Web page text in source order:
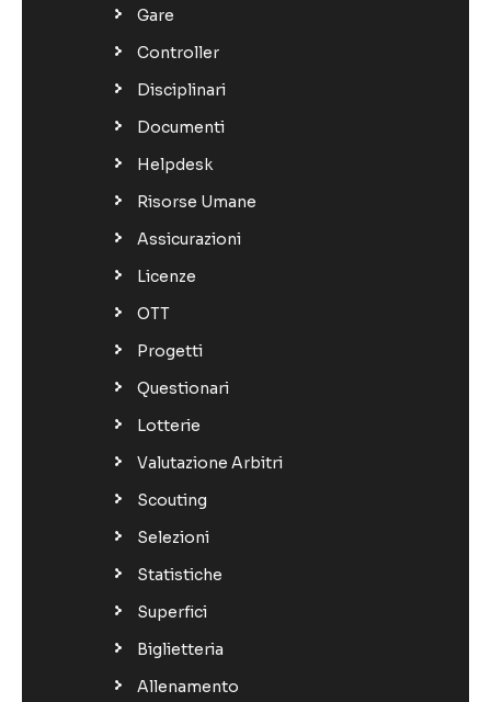
Gare
Controller
Disciplinari
Documenti
Helpdesk
Risorse Umane
Assicurazioni
Licenze
OTT
Progetti
Questionari
Lotterie
Valutazione Arbitri
Scouting
Selezioni
Statistiche
Superfici
Biglietteria
Allenamento